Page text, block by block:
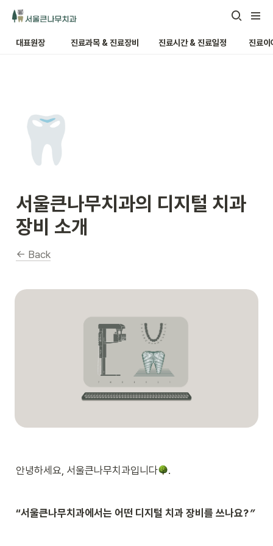
대표원장 진료과목 & 진료장비 진료시간 & 진료일정 진료이
🦷
서울큰나무치과의 디지털 치과
장비 소개
← Back
안녕하세요, 서울큰나무치과입니다 .
“서울큰나무치과에서는 어떤 디지털 치과 장비를 쓰나요?”